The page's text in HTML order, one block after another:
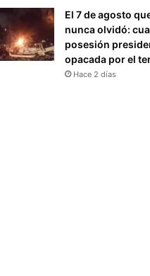
El 7 de agosto
nunca olvidó:
posesión
opacada por el
Hace 2 días